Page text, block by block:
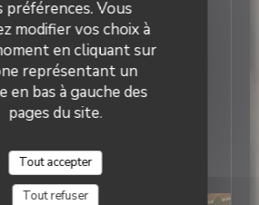
préférences. Vous
modifier vos choix à
en cliquant sur
représentant un
en bas à gauche des
pages du site.
Tout accepter
Tout refuser
toujours joyeuse et
on échange, on prend le
comme chez un ami.